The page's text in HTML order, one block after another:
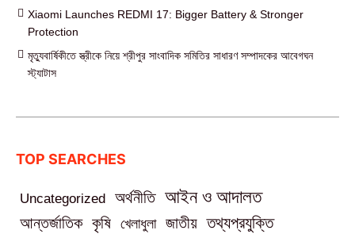
Xiaomi Launches REDMI 17: Bigger Battery & Stronger
Protection
মৃত্যুবার্ষিকীতে স্ত্রীকে নিয়ে শ্রীপুর সাংবাদিক সমিতির সাধারণ সম্পাদকের আবেগঘন
স্ট্যাটাস
TOP SEARCHES
Uncategorized অর্থনীতি আইন ও আদালত
আন্তর্জাতিক কৃষি খেলাধুলা জাতীয় তথ্যপ্রযুক্তি